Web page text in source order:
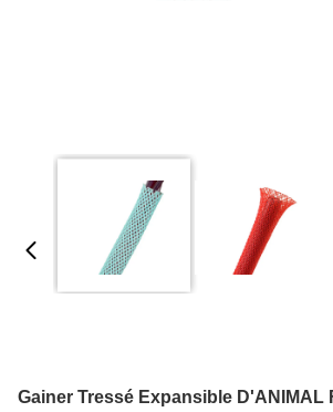
Gainer Tressé Expansible D'ANIMAL